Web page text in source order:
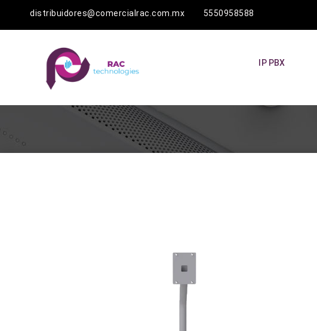
distribuidores@comercialrac.com.mx 5550958588
IP PBX